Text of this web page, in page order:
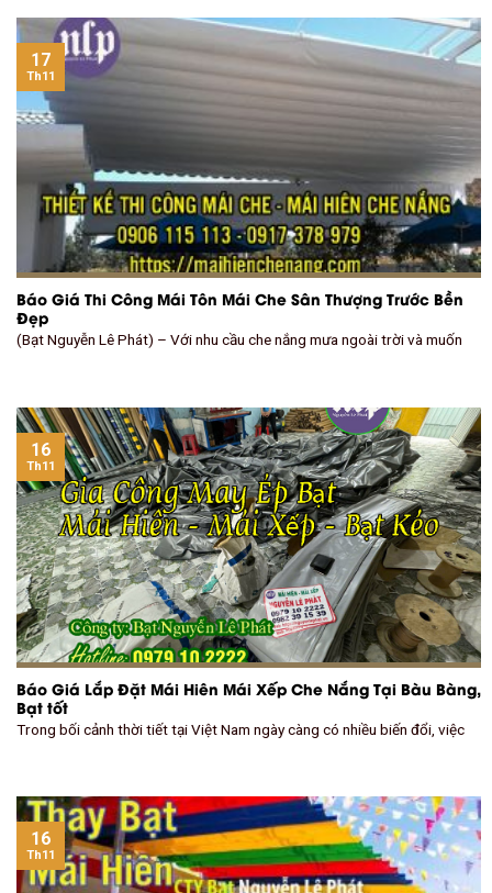
Báo Giá Thi Công Mái Tôn Mái Che Sân Thượng Trước Bền
Đẹp
(Bạt Nguyễn Lê Phát) – Với nhu cầu che nắng mưa ngoài trời và muốn
17
Th11
Báo Giá Lắp Đặt Mái Hiên Mái Xếp Che Nắng Tại Bàu Bàng,
Bạt tốt
Trong bối cảnh thời tiết tại Việt Nam ngày càng có nhiều biến đổi, việc
16
Th11
16
Th11